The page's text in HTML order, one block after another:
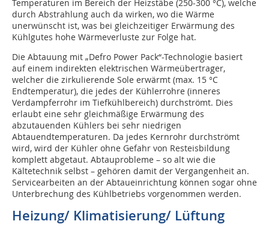
Temperaturen im Bereich der Heizstäbe (250-300 °C), welche
durch Abstrahlung auch da wirken, wo die Wärme
unerwünscht ist, was bei gleichzeitiger Erwärmung des
Kühlgutes hohe Wärmeverluste zur Folge hat.
Die Abtauung mit „Defro Power Pack“-Technologie basiert
auf einem indirekten elektrischen Wärmeübertrager,
welcher die zirkulierende Sole erwärmt (max. 15 °C
Endtemperatur), die jedes der Kühlerrohre (inneres
Verdampferrohr im Tiefkühlbereich) durchströmt. Dies
erlaubt eine sehr gleichmäßige Erwärmung des
abzutauenden Kühlers bei sehr niedrigen
Abtauendtemperaturen. Da jedes Kernrohr durchströmt
wird, wird der Kühler ohne Gefahr von Resteisbildung
komplett abgetaut. Abtauprobleme – so alt wie die
Kältetechnik selbst – gehören damit der Vergangenheit an.
Servicearbeiten an der Abtaueinrichtung können sogar ohne
Unterbrechung des Kühlbetriebs vorgenommen werden.
Heizung/ Klimatisierung/ Lüftung